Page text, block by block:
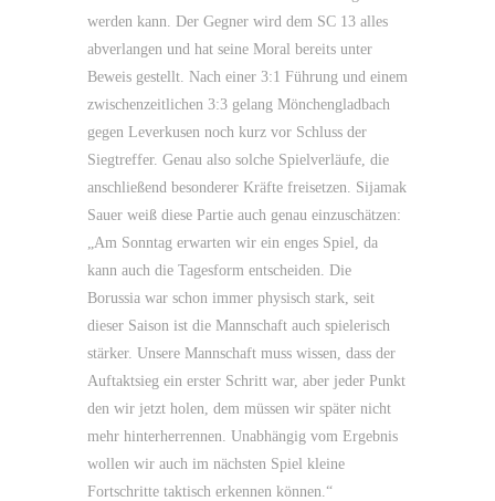
werden kann. Der Gegner wird dem SC 13 alles
abverlangen und hat seine Moral bereits unter
Beweis gestellt. Nach einer 3:1 Führung und einem
zwischenzeitlichen 3:3 gelang Mönchengladbach
gegen Leverkusen noch kurz vor Schluss der
Siegtreffer. Genau also solche Spielverläufe, die
anschließend besonderer Kräfte freisetzen. Sijamak
Sauer weiß diese Partie auch genau einzuschätzen:
„Am Sonntag erwarten wir ein enges Spiel, da
kann auch die Tagesform entscheiden. Die
Borussia war schon immer physisch stark, seit
dieser Saison ist die Mannschaft auch spielerisch
stärker. Unsere Mannschaft muss wissen, dass der
Auftaktsieg ein erster Schritt war, aber jeder Punkt
den wir jetzt holen, dem müssen wir später nicht
mehr hinterherrennen. Unabhängig vom Ergebnis
wollen wir auch im nächsten Spiel kleine
Fortschritte taktisch erkennen können.“